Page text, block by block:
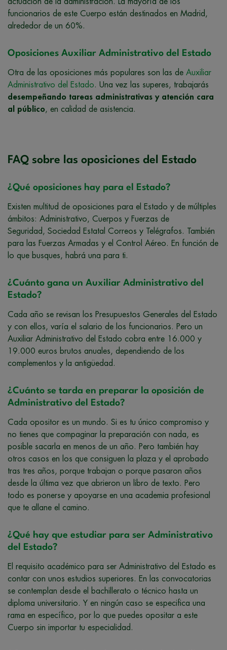
funcionarios de este Cuerpo están destinados en Madrid,
alrededor de un 60%.
Oposiciones Auxiliar Administrativo del Estado
Otra de las oposiciones más populares son las de Auxiliar
Administrativo del Estado. Una vez las superes, trabajarás
desempeñando tareas administrativas y atención cara
al público, en calidad de asistencia.
FAQ sobre las oposiciones del Estado
¿Qué oposiciones hay para el Estado?
Existen multitud de oposiciones para el Estado y de múltiples
ámbitos: Administrativo, Cuerpos y Fuerzas de
Seguridad, Sociedad Estatal Correos y Telégrafos. También
para las Fuerzas Armadas y el Control Aéreo. En función de
lo que busques, habrá una para ti.
¿Cuánto gana un Auxiliar Administrativo del
Estado?
Cada año se revisan los Presupuestos Generales del Estado
y con ellos, varía el salario de los funcionarios. Pero un
Auxiliar Administrativo del Estado cobra entre 16.000 y
19.000 euros brutos anuales, dependiendo de los
complementos y la antigüedad.
¿Cuánto se tarda en preparar la oposición de
Administrativo del Estado?
Cada opositor es un mundo. Si es tu único compromiso y
no tienes que compaginar la preparación con nada, es
posible sacarla en menos de un año. Pero también hay
otros casos en los que consiguen la plaza y el aprobado
tras tres años, porque trabajan o porque pasaron años
desde la última vez que abrieron un libro de texto. Pero
todo es ponerse y apoyarse en una academia profesional
que te allane el camino.
¿Qué hay que estudiar para ser Administrativo
del Estado?
El requisito académico para ser Administrativo del Estado es
contar con unos estudios superiores. En las convocatorias
se contemplan desde el bachillerato o técnico hasta un
diploma universitario. Y en ningún caso se especifica una
rama en específico, por lo que puedes opositar a este
Cuerpo sin importar tu especialidad.